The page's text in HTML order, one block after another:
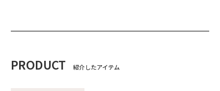
PRODUCT 紹介したアイテム